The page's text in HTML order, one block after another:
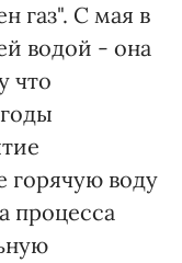
газ". С мая в
водой - она
что
горячую воду
процесса